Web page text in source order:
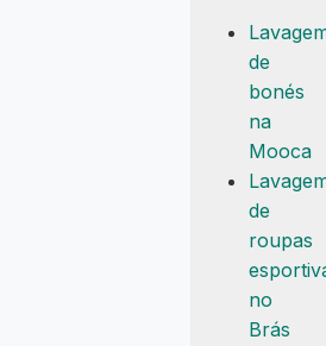
de
bonés
na
Mooca
de
roupas
no
Brás